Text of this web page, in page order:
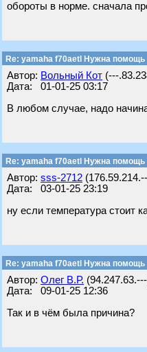
обороты в норме. сначала
Re: yamaha f70aetl Нужна помощь
Автор: Вольный Кот (---
Дата: 01-01-25 03:17
В любом случае, надо
Re: yamaha f70aetl Нужна помощь
Автор: sss-2712
Дата: 03-01-25 23:19
ну если температура стоит
Re: yamaha f70aetl Нужна помощь
Автор: Олег В.Р.
Дата: 09-01-25 12:36
Так и в чём была причина?